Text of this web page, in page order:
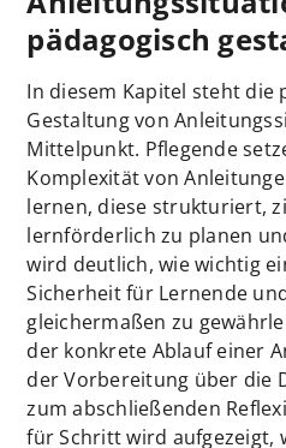
pädagogisch
In diesem Kapitel steht die
Gestaltung von
Mittelpunkt. Pflegende
Komplexität von
lernen, diese strukturiert,
lernförderlich zu planen
wird deutlich, wie wichtig
Sicherheit für Lernende
gleichermaßen zu
der konkrete Ablauf einer
der Vorbereitung über die
zum abschließenden
für Schritt wird aufgezeigt,